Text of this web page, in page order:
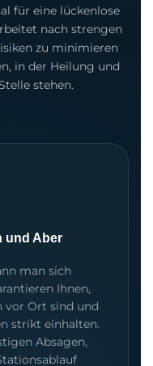
für eine lückenlose
nach strengen
zu minimieren
in der Heilung und
stehen.
und Aber
man sich
Ihnen,
vor Ort sind und
strikt einhalten.
Absagen,